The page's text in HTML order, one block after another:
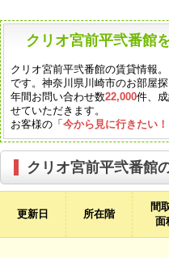
クリオ宮前平弐番館
クリオ宮前平弐番館の賃貸情報
です。神奈川県川崎市のお部屋
年間お問い合わせ数22,000件、
せていただきます。
お客様の「今から見に行きたい！
クリオ宮前平弐番館
更新日 所在階
間
面